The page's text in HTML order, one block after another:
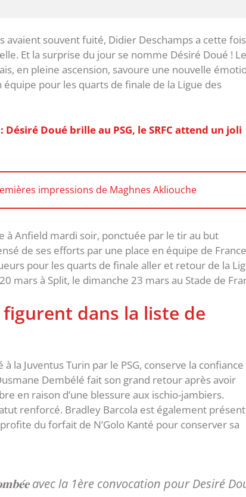
avaient souvent fuité, Didier Deschamps a cette
Et la surprise du jour se nomme Désiré Doué ! Le
en pleine ascension, savoure une nouvelle
pour les quarts de finale de la Ligue des
Désiré Doué brille au PSG, le SRFC attend un joli
impressions de Maghnes Akliouche
à Anfield mardi soir, ponctuée par le tir au but
de ses efforts par une place en équipe de
pour les quarts de finale aller et retour de la
mars à Split, le dimanche 23 mars au Stade de
figurent dans la liste de
la Juventus Turin par le PSG, conserve la confiance
Dembélé fait son grand retour après avoir
en raison d’une blessure aux ischio-jambiers.
renforcé. Bradley Barcola est également
du forfait de N’Golo Kanté pour conserver sa
𝐭𝐨𝐦𝐛𝐞́𝐞 avec la 1ère convocation pour Desiré